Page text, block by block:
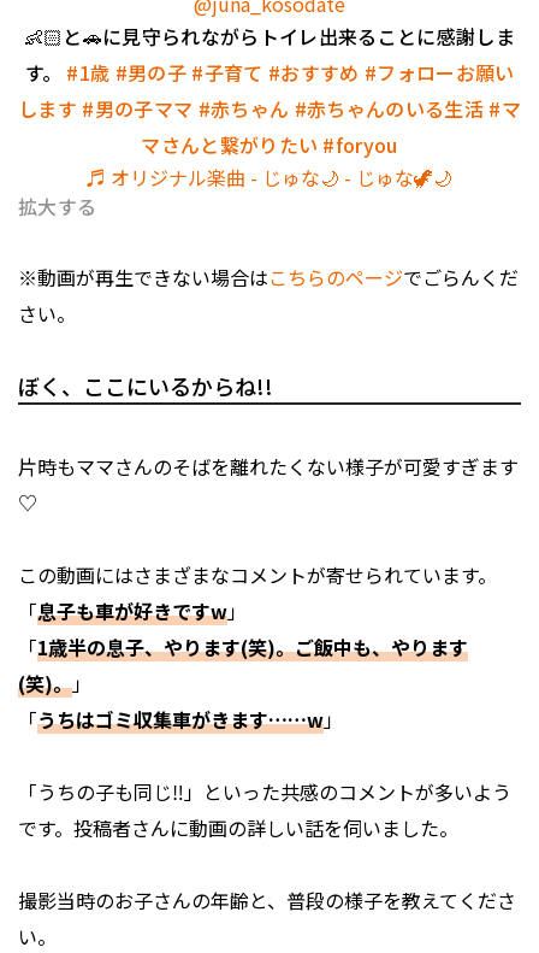
👶🏻と🚗に見守られながらトイレ出来ることに感謝しま
す。 #1歳 #男の子 #子育て #おすすめ #フォローお願い
します #男の子ママ #赤ちゃん #赤ちゃんのいる生活 #マ
マさんと繋がりたい #foryou
♬ オリジナル楽曲 - じゅな🌙 - じゅな🦖🌙
拡大する
※動画が再生できない場合はこちらのページでごらんくだ
さい。
ぼく、ここにいるからね!!
片時もママさんのそばを離れたくない様子が可愛すぎます
♡
この動画にはさまざまなコメントが寄せられています。
「息子も車が好きですw」
「1歳半の息子、やります(笑)。ご飯中も、やります
(笑)。」
「うちはゴミ収集車がきます……w」
「うちの子も同じ‼」といった共感のコメントが多いよう
です。投稿者さんに動画の詳しい話を伺いました。
――撮影当時のお子さんの年齢と、普段の様子を教えてくださ
い。